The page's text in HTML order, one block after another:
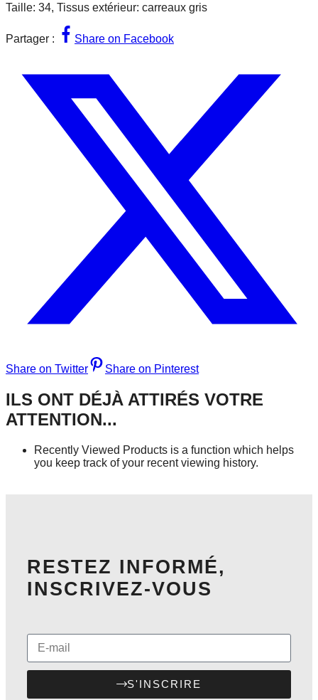
Taille: 34, Tissus extérieur: carreaux gris
Partager : Share on Facebook
Share on Twitter Share on Pinterest
ILS ONT DÉJÀ ATTIRÉS VOTRE
ATTENTION...
Recently Viewed Products is a function which helps
you keep track of your recent viewing history.
RESTEZ INFORMÉ,
INSCRIVEZ-VOUS
S'INSCRIRE